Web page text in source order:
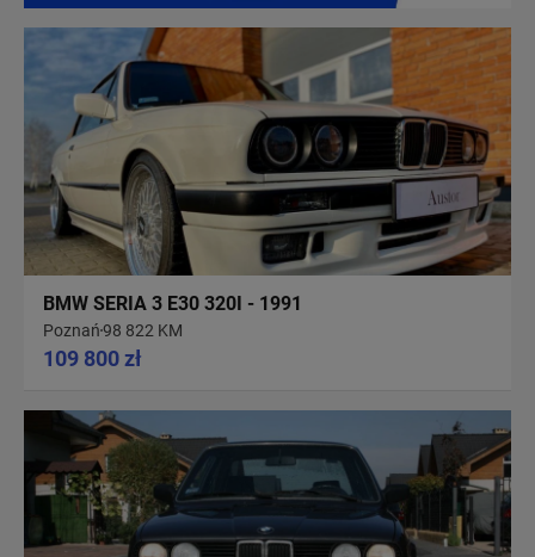
BMW SERIA 3 E30 320I - 1991
Poznań98 822 KM
109 800 zł